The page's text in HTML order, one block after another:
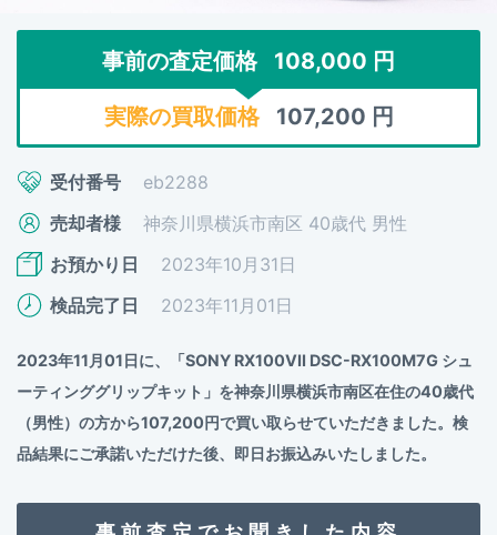
事前の査定価格 108,000 円
実際の買取価格 107,200 円
受付番号
eb2288
売却者様
神奈川県横浜市南区 40歳代 男性
お預かり日
2023年10月31日
検品完了日
2023年11月01日
2023年11月01日に、「SONY RX100VII DSC-RX100M7G シュ
ーティンググリップキット」を神奈川県横浜市南区在住の40歳代
（男性）の方から107,200円で買い取らせていただきました。検
品結果にご承諾いただけた後、即日お振込みいたしました。